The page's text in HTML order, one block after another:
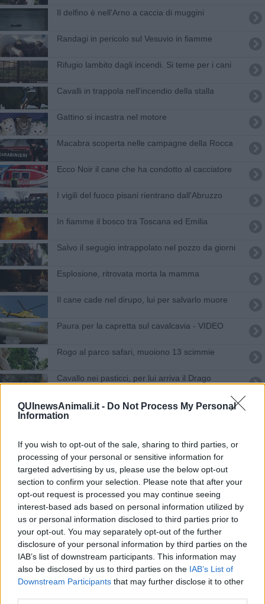
QUInewsAnimali.it - Do Not Process My Personal
Information
If you wish to opt-out of the sale, sharing to third parties, or
processing of your personal or sensitive information for
targeted advertising by us, please use the below opt-out
section to confirm your selection. Please note that after your
opt-out request is processed you may continue seeing
interest-based ads based on personal information utilized by
us or personal information disclosed to third parties prior to
your opt-out. You may separately opt-out of the further
disclosure of your personal information by third parties on the
IAB’s list of downstream participants. This information may
also be disclosed by us to third parties on the IAB’s List of
Downstream Participants that may further disclose it to other
Il delfino è nell'Arno a caccia di muggini
Randagi in pericolo sul Vesuvio in fiamme
Rifugio lambito dagli incendi. Si teme per i cani
Cavalli in trappola nell'incendio della stalla
Gattino si incastra nel motore
Macabra scoperta nelle campagne della Rocca
Ecco Noir il cane che ha condotto al cacciatore
I vigili del fuoco pisani rientrano dall'Abruzzo
In fiamme il bosco tra Toscana ed Emilia
Salvo il segugio intrappolato nel pozzo da giorni
Esplosione, ritrovata morta la mamma
Il cane cade nel dirupo, lui per salvarlo muore
Paura per la capretta sul cavalcavia - VIDEO
Rogo al parco safari, muoiono 13 scimmie
Cavallo nei pasticci, per lui arriva il Drago
Lo springer Pepe precipita nella scarpata - VIDEO
Il cane Abu si perde e la Rete si mobilita
Una statua per Camilla, cane eroe del sisma
Cane curioso si incastra nella tana dei conigli
Mucca fugge dal terremoto e si mette nei guai
Ferito dall'orso mentre è a spasso nel bosco
La carcassa del cane è impossibile da recuperare